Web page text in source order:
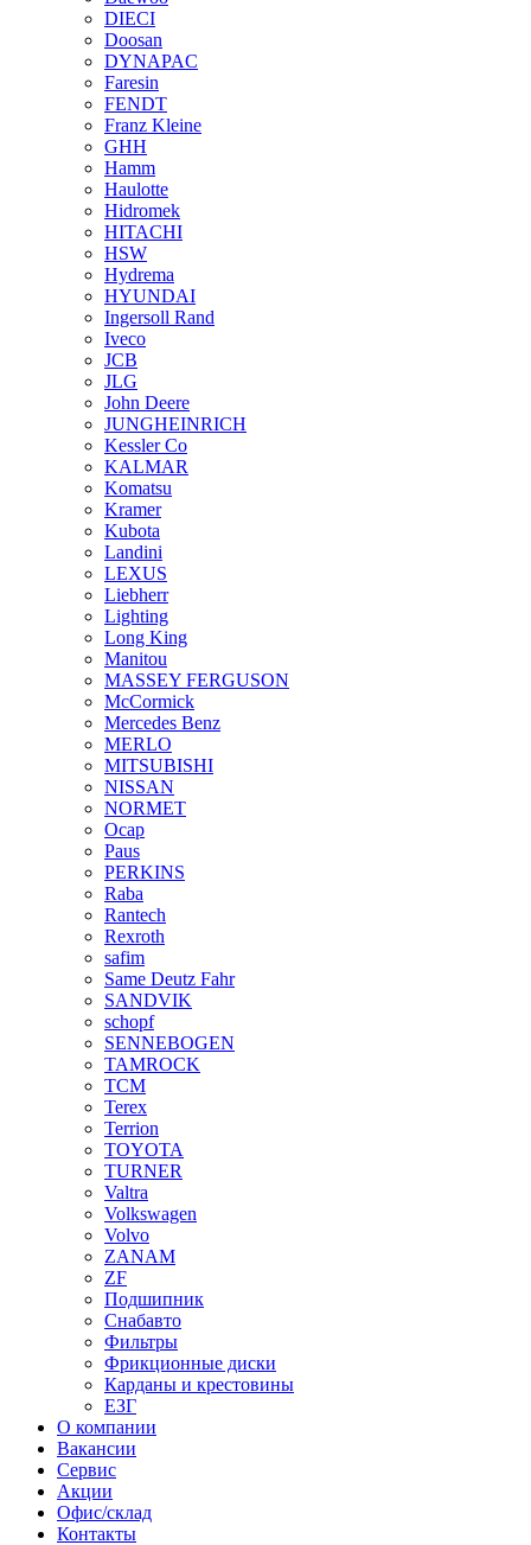
DIECI
Doosan
DYNAPAC
Faresin
FENDT
Franz Kleine
GHH
Hamm
Haulotte
Hidromek
HITACHI
HSW
Hydrema
HYUNDAI
Ingersoll Rand
Iveco
JCB
JLG
John Deere
JUNGHEINRICH
Kessler Co
KALMAR
Komatsu
Kramer
Kubota
Landini
LEXUS
Liebherr
Lighting
Long King
Manitou
MASSEY FERGUSON
McCormick
Mercedes Benz
MERLO
MITSUBISHI
NISSAN
NORMET
Ocap
Paus
PERKINS
Raba
Rantech
Rexroth
safim
Same Deutz Fahr
SANDVIK
schopf
SENNEBOGEN
TAMROCK
TCM
Terex
Terrion
TOYOTA
TURNER
Valtra
Volkswagen
Volvo
ZANAM
ZF
Подшипник
Снабавто
Фильтры
Фрикционные диски
Карданы и крестовины
ЕЗГ
О компании
Вакансии
Сервис
Акции
Офис/склад
Контакты